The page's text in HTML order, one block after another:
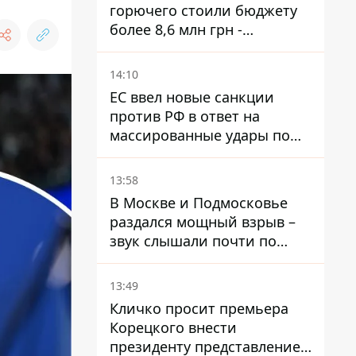
горючего стоили бюджету
более 8,6 млн грн -
предприятие возместило
убытки
14:10
ЕС ввел новые санкции
против РФ в ответ на
массированные удары по
Украине - Каллас раскрыла
детали
13:58
В Москве и Подмосковье
раздался мощный взрыв –
звук слышали почти по
всей области
13:49
Кличко просит премьера
Корецкого внести
президенту представление